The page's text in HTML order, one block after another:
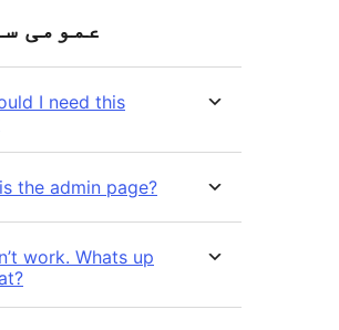
عمومی
I need this
the admin page?
work. Whats up